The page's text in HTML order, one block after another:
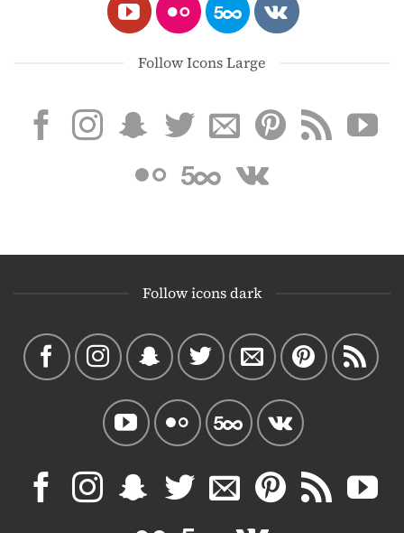
Follow Icons Large
Follow icons dark